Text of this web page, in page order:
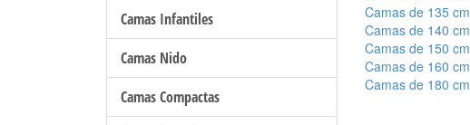
Camas Infantiles
Camas Nido
Camas Compactas
Camas de 135 cm
Camas de 140 cm
Camas de 150 cm
Camas de 160 cm
Camas de 180 cm